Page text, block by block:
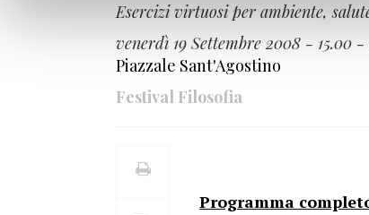
Esercizi virtuosi per ambiente,
venerdì 19 Settembre 2008 - 15.00 -
Piazzale Sant'Agostino
Festival Filosofia
Programma